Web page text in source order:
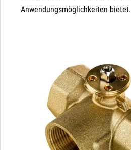
Anwendungsmöglichkeiten bietet.